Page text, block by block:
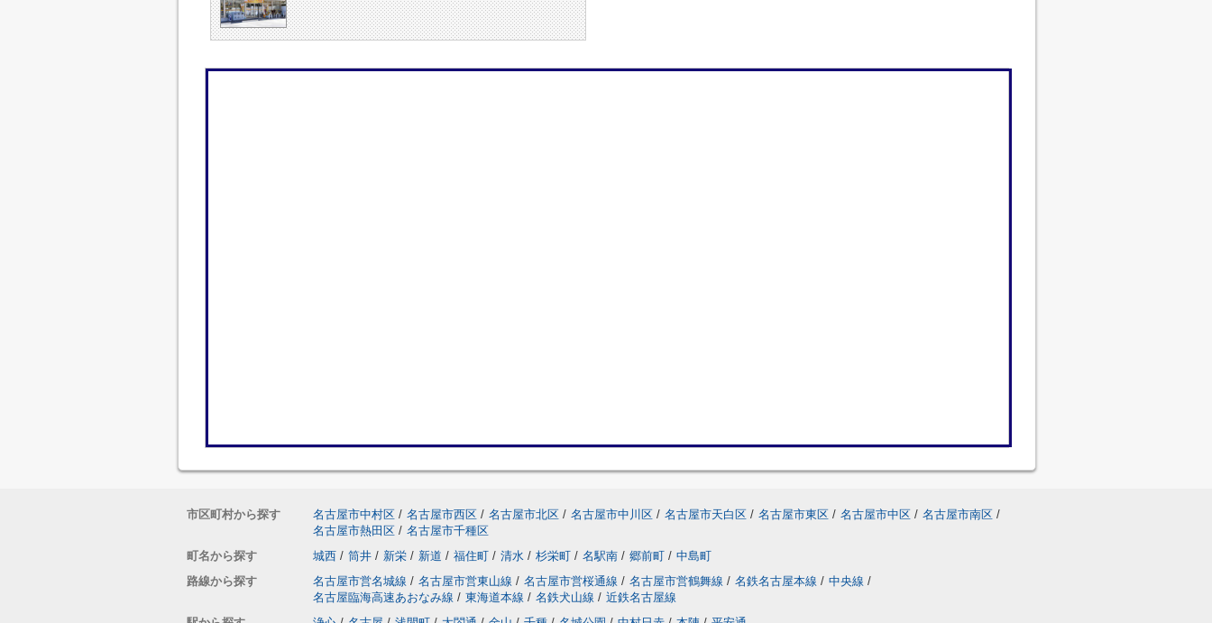
市区町村から探す 名古屋市中村区 / 名古屋市西区 / 名古屋市北区 / 名古屋市中川区 / 名古屋市天白区 / 名古屋市東区 / 名古屋市中区 / 名古屋市南区 /
名古屋市熱田区 / 名古屋市千種区
町名から探す
城西 / 筒井 / 新栄 / 新道 / 福住町 / 清水 / 杉栄町 / 名駅南 / 郷前町 / 中島町
路線から探す
名古屋市営名城線 / 名古屋市営東山線 / 名古屋市営桜通線 / 名古屋市営鶴舞線 / 名鉄名古屋本線 / 中央線 /
名古屋臨海高速あおなみ線 / 東海道本線 / 名鉄犬山線 / 近鉄名古屋線